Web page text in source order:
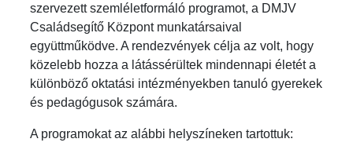
szervezett szemléletformáló programot, a DMJV
Családsegítő Központ munkatársaival
együttműködve. A rendezvények célja az volt, hogy
közelebb hozza a látássérültek mindennapi életét a
különböző oktatási intézményekben tanuló gyerekek
és pedagógusok számára.
A programokat az alábbi helyszíneken tartottuk: